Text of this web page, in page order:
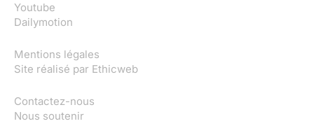
Youtube
Dailymotion
Mentions légales
Site réalisé par Ethicweb
Contactez-nous
Nous soutenir